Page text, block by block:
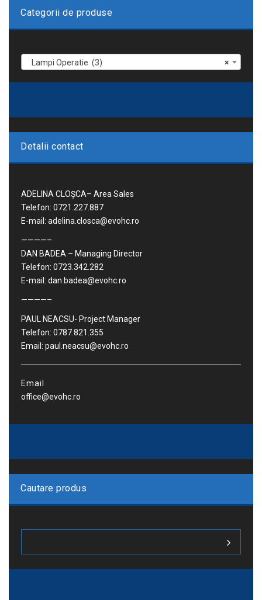
Categorii de produse
×
Lampi Operatie (3)
Detalii contact
ADELINA CLOȘCA– Area Sales
Telefon: 0721.227.887
E-mail: adelina.closca@evohc.ro
————–
DAN BADEA – Managing Director
Telefon: 0723.342.282
E-mail: dan.badea@evohc.ro
————–
PAUL NEACSU- Project Manager
Telefon: 0787.821.355
Email: paul.neacsu@evohc.ro
Email
office@evohc.ro
Cautare produs